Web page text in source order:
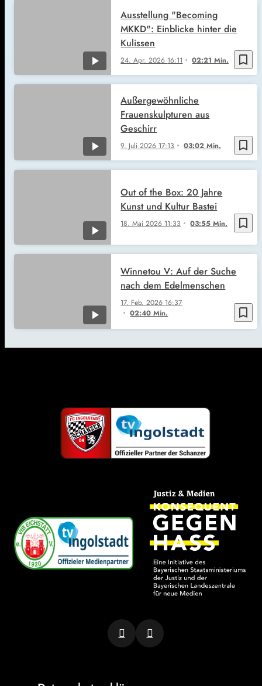
bookmark_border
24. Apr. 2026 16:11 02:21 Min.
Ausstellung "Becoming
MKKD": Einblicke hinter die
Kulissen
bookmark_border
9. Juli 2026 17:13 03:02 Min.
Außergewöhnliche
Frauenskulpturen aus
Geschirr
bookmark_border
18. Mai 2026 11:33 03:55 Min.
Out of the Box: 20 Jahre
Kunst und Kultur Bastei
bookmark_border
17. Feb. 2026 16:37
02:40 Min.
Winnetou V: Auf der Suche
nach dem Edelmenschen